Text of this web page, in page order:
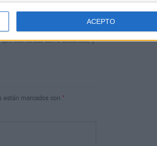
ACEPTO
dos profesores Ginés y
que encontramos
sus tareas como docentes, y
están marcados con *